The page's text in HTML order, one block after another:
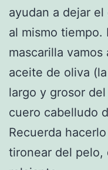
ayudan a dejar
al mismo tiempo.
mascarilla
aceite de oliva
largo y grosor
cuero cabelludo
Recuerda
tironear del pelo,